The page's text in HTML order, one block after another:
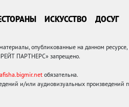
ИСКУССТВО ДОСУГ
опубликованные на данном
ПАРТНЕРС» запрещено.
afisha.bigmir.net обязательна.
и/или аудиовизуальных произведений